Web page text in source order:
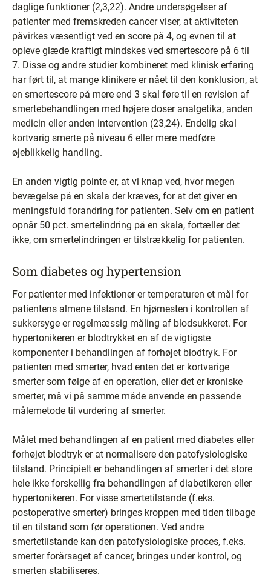
daglige funktioner (2,3,22). Andre undersøgelser af
patienter med fremskreden cancer viser, at aktiviteten
påvirkes væsentligt ved en score på 4, og evnen til at
opleve glæde kraftigt mindskes ved smertescore på 6 til
7. Disse og andre studier kombineret med klinisk erfaring
har ført til, at mange klinikere er nået til den konklusion, at
en smertescore på mere end 3 skal føre til en revision af
smertebehandlingen med højere doser analgetika, anden
medicin eller anden intervention (23,24). Endelig skal
kortvarig smerte på niveau 6 eller mere medføre
øjeblikkelig handling.
En anden vigtig pointe er, at vi knap ved, hvor megen
bevægelse på en skala der kræves, for at det giver en
meningsfuld forandring for patienten. Selv om en patient
opnår 50 pct. smertelindring på en skala, fortæller det
ikke, om smertelindringen er tilstrækkelig for patienten.
Som diabetes og hypertension
For patienter med infektioner er temperaturen et mål for
patientens almene tilstand. En hjørnesten i kontrollen af
sukkersyge er regelmæssig måling af blodsukkeret. For
hypertonikeren er blodtrykket en af de vigtigste
komponenter i behandlingen af forhøjet blodtryk. For
patienten med smerter, hvad enten det er kortvarige
smerter som følge af en operation, eller det er kroniske
smerter, må vi på samme måde anvende en passende
målemetode til vurdering af smerter.
Målet med behandlingen af en patient med diabetes eller
forhøjet blodtryk er at normalisere den patofysiologiske
tilstand. Principielt er behandlingen af smerter i det store
hele ikke forskellig fra behandlingen af diabetikeren eller
hypertonikeren. For visse smertetilstande (f.eks.
postoperative smerter) bringes kroppen med tiden tilbage
til en tilstand som før operationen. Ved andre
smertetilstande kan den patofysiologiske proces, f.eks.
smerter forårsaget af cancer, bringes under kontrol, og
smerten stabiliseres.